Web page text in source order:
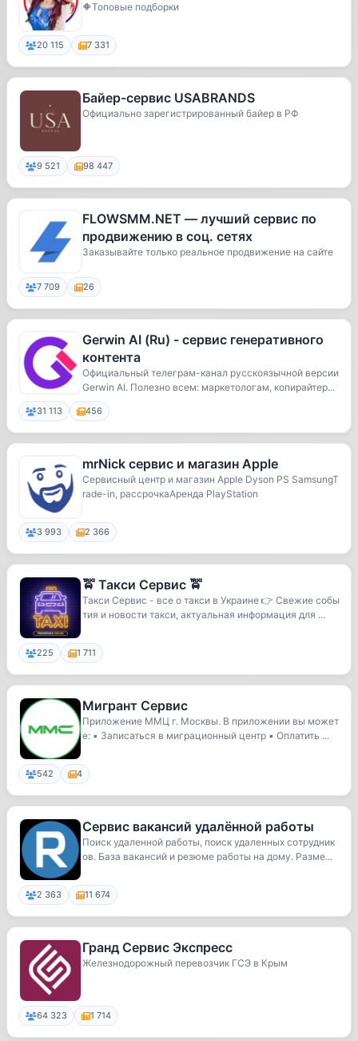
🔶Топовые подборки
20 115 7 331
Байер-сервис USABRANDS
Официально зарегистрированный байер в РФ
9 521 98 447
FLOWSMM.NET — лучший сервис по
продвижению в соц. сетях
Заказывайте только реальное продвижение на сайте
7 709 26
Gerwin AI (Ru) - сервис генеративного
контента
Официальный телеграм-канал русскоязычной версии
Gerwin AI. Полезно всем: маркетологам, копирайтер...
31 113 456
mrNick сервис и магазин Apple
Сервисный центр и магазин Apple Dyson PS SamsungT
rade-in, рассрочкаАренда PlayStation
3 993 2 366
🚖 Такси Сервис 🚖
Такси Сервис - все о такси в Украине 👉 Свежие собы
тия и новости такси, актуальная информация для ...
225 1 711
Мигрант Сервис
Приложение ММЦ г. Москвы. В приложении вы может
е: ▪️ Записаться в миграционный центр ▪️ Оплатить ...
542 4
Сервис вакансий удалённой работы
Поиск удаленной работы, поиск удаленных сотрудник
ов. База вакансий и резюме работы на дому. Разме...
2 363 11 674
Гранд Сервис Экспресс
Железнодорожный перевозчик ГСЭ в Крым
64 323 1 714